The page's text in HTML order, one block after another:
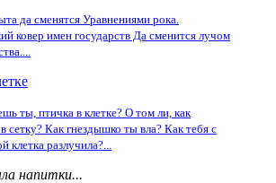
да сменятся Уравнениями рока.
ковер имен государств Да сменится лучом
ты, птичка в клетке? О том ли, как
сетку? Как гнездышко ты вла? Как тебя с
клетка разлучила?...
напитки...